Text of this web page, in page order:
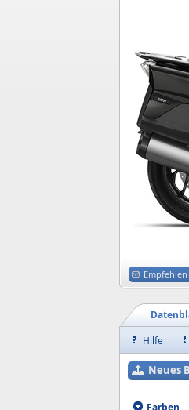
Empfehlen
Hilfe
Neues
Farben